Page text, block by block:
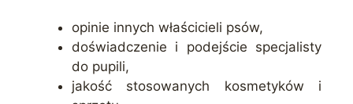
opinie innych właścicieli psów,
doświadczenie i podejście specjalisty
do pupili,
jakość stosowanych kosmetyków i